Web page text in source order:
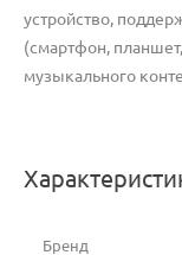
устройство,
(смартфон,
музыкального
Бренд